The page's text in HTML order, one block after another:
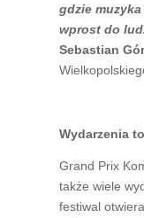
gdzie
wprost do
Sebastian
Wydarzenia
Grand Prix
także wiele
festiwal